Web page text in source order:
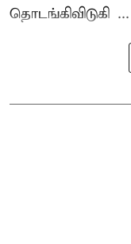
தொடங்கிவிடுகி ...